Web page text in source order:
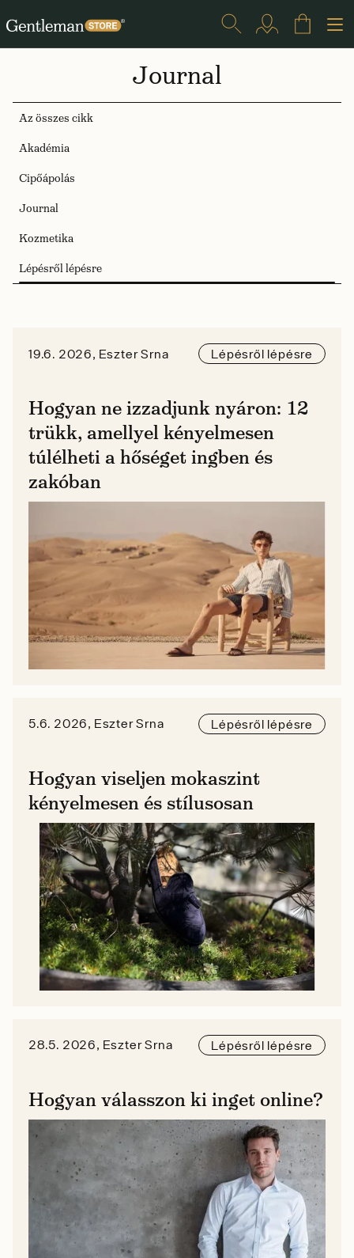
Journal
Az összes cikk
Akadémia
Cipőápolás
Journal
Kozmetika
Lépésről lépésre
19.6. 2026, Eszter Srna Lépésről lépésre
Hogyan ne izzadjunk nyáron: 12
trükk, amellyel kényelmesen
túlélheti a hőséget ingben és
zakóban
5.6. 2026, Eszter Srna Lépésről lépésre
Hogyan viseljen mokaszint
kényelmesen és stílusosan
28.5. 2026, Eszter Srna Lépésről lépésre
Hogyan válasszon ki inget online?